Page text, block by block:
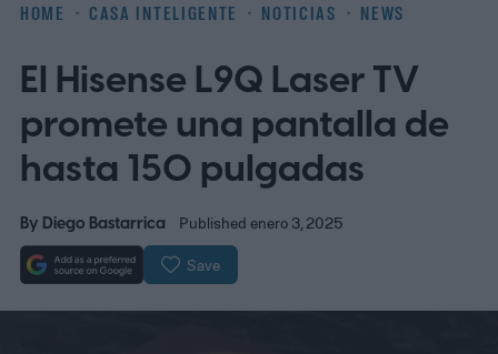
HOME CASA INTELIGENTE NOTICIAS NEWS
El Hisense L9Q Laser TV
promete una pantalla de
hasta 150 pulgadas
By Diego Bastarrica Published enero 3, 2025
Save